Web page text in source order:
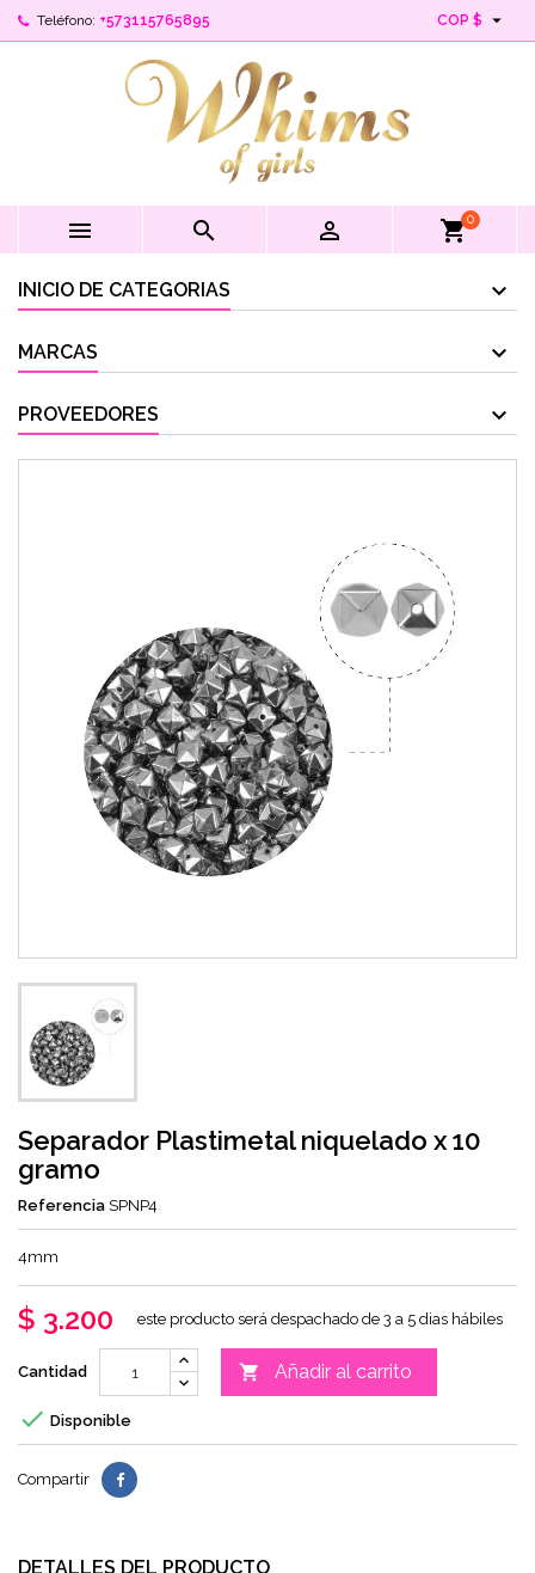
Teléfono: +573115765895 COP $ 
   shopping_cart0
INICIO DE CATEGORIAS
MARCAS
PROVEEDORES
Separador Plastimetal niquelado x 10
gramo
Referencia SPNP4
4mm
$ 3.200 este producto será despachado de 3 a 5 dias hábiles
Cantidad  Añadir al carrito
 Disponible
Compartir
DETALLES DEL PRODUCTO